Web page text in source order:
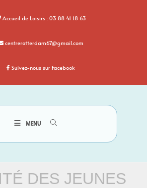
Accueil de Loisirs : 03 88 41 18 63
centrerotterdam67@gmail.com
Suivez-nous sur Facebook
MENU
DES JEUNES